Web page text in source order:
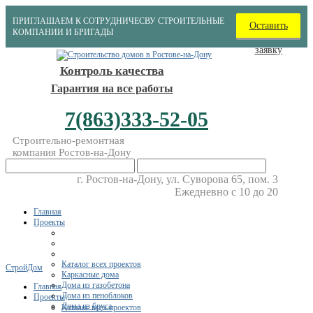
ПРИГЛАШАЕМ К СОТРУДНИЧЕСВУ СТРОИТЕЛЬНЫЕ
КОМПАНИИ И БРИГАДЫ
Оставить
заявку
Контроль качества
Гарантия на все работы
7(863)333-52-05
Строительно-ремонтная
компания Ростов-на-Дону
г. Ростов-на-Дону, ул. Суворова 65, пом. 3
Ежедневно с 10 до 20
Главная
Проекты
Каталог всех проектов
Каркасные дома
Дома из газобетона
Дома из пеноблоков
Дома из бруса
СтройДом
Главная
Проекты
Каталог всех проектов